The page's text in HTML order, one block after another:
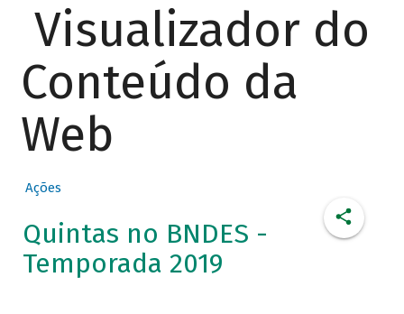
Visualizador do
Conteúdo da
Web
Ações
Quintas no BNDES -
Temporada 2019